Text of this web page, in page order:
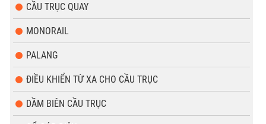
CẦU TRỤC QUAY
MONORAIL
PALANG
ĐIỀU KHIỂN TỪ XA CHO CẦU TRỤC
DẦM BIÊN CẦU TRỤC